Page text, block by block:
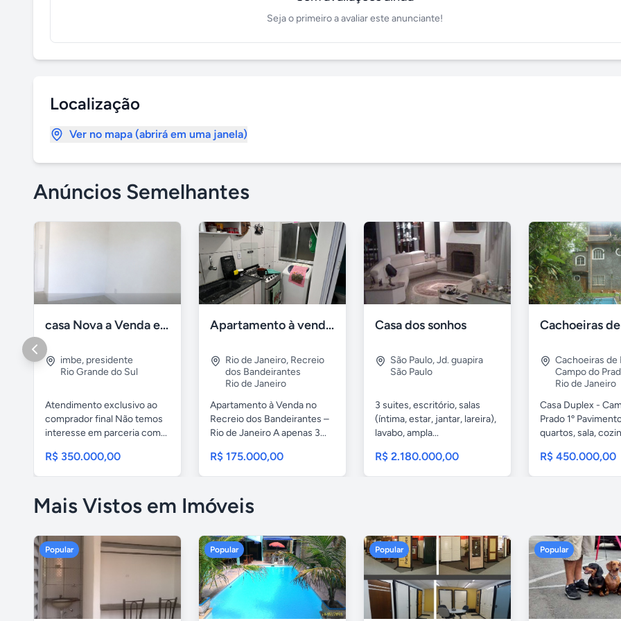
Seja o primeiro a avaliar este anunciante!
Localização
Ver no mapa (abrirá em uma janela)
Anúncios Semelhantes
casa Nova a Venda em Imbé / rs
imbe, presidente
Rio Grande do Sul
Atendimento exclusivo ao
comprador final Não temos
interesse em parceria com...
R$ 350.000,00
Apartamento à venda na praia Recreio - RJ
Rio de Janeiro, Recreio
dos Bandeirantes
Rio de Janeiro
Apartamento à Venda no
Recreio dos Bandeirantes –
Rio de Janeiro A apenas 3...
R$ 175.000,00
Casa dos sonhos
São Paulo,Jd. guapira
São Paulo
3 suites, escritório, salas
(íntima, estar, jantar, lareira),
lavabo, ampla...
R$ 2.180.000,00
Cachoeiras de
Campo do
Rio de Janeiro
Casa Duplex -
Prado 1º
quartos, sala,
R$ 450.000,00
Mais Vistos em Imóveis
Popular Popular Popular Popular